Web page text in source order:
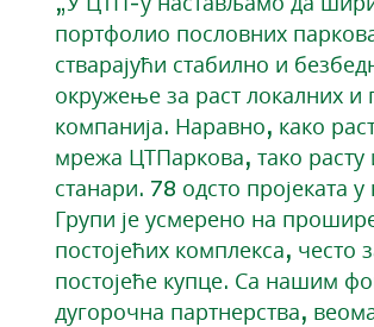
портфолио пословних
стварајући стабилно и
окружење за раст локалних и
компанија. Наравно, како
мрежа ЦТПаркова, тако
станари. 78 одсто пројеката у
Групи је усмерено на
постојећих комплекса, често
постојеће купце. Са нашим
дугорочна партнерства,